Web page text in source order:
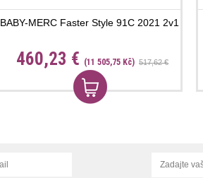
BABY-MERC Faster Style 91C 2021 2v1
460,23 € (11 505,75 Kč) 517,62 €